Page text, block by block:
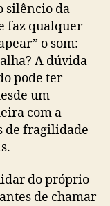
silêncio da
faz qualquer
o som:
A dúvida
pode ter
um
com a
de fragilidade
do próprio
de chamar